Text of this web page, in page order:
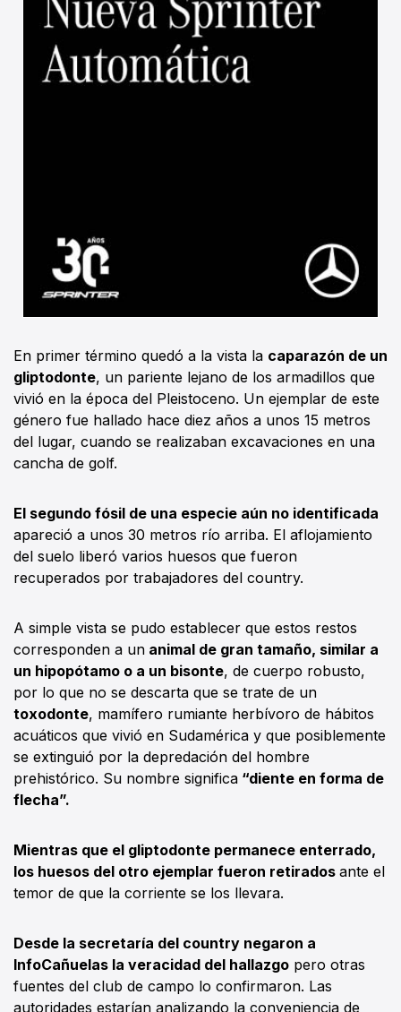
En primer término quedó a la vista la caparazón de un
gliptodonte, un pariente lejano de los armadillos que
vivió en la época del Pleistoceno. Un ejemplar de este
género fue hallado hace diez años a unos 15 metros
del lugar, cuando se realizaban excavaciones en una
cancha de golf.
El segundo fósil de una especie aún no identificada
apareció a unos 30 metros río arriba. El aflojamiento
del suelo liberó varios huesos que fueron
recuperados por trabajadores del country.
A simple vista se pudo establecer que estos restos
corresponden a un animal de gran tamaño, similar a
un hipopótamo o a un bisonte, de cuerpo robusto,
por lo que no se descarta que se trate de un
toxodonte, mamífero rumiante herbívoro de hábitos
acuáticos que vivió en Sudamérica y que posiblemente
se extinguió por la depredación del hombre
prehistórico. Su nombre significa “diente en forma de
flecha”.
Mientras que el gliptodonte permanece enterrado,
los huesos del otro ejemplar fueron retirados ante el
temor de que la corriente se los llevara.
Desde la secretaría del country negaron a
InfoCañuelas la veracidad del hallazgo pero otras
fuentes del club de campo lo confirmaron. Las
autoridades estarían analizando la conveniencia de